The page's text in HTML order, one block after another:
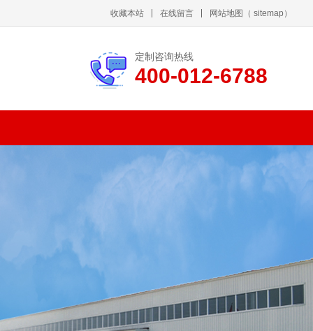
收藏本站 在线留言 网站地图 （ sitemap ）
定制咨询热线
400-012-6788